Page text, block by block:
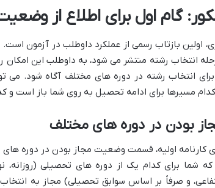
گام اول برای اطلاع از
اولین بازتاب رسمی از عملکرد داوطلب در آزمون
انتخاب رشته منتشر می شود، به داوطلب این
انتخاب رشته در دوره های مختلف آگاه شود. می
مسیرها برای ادامه تحصیل به روی شما باز است و
بودن در دوره های مختلف
کارنامه اولیه، قسمت وضعیت مجاز بودن در دوره
برای کدام یک از دوره های تحصیلی (روزانه،
و صرفاً بر اساس سوابق تحصیلی) مجاز به